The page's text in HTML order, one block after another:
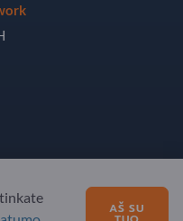
GmbH. All
AŠ SU